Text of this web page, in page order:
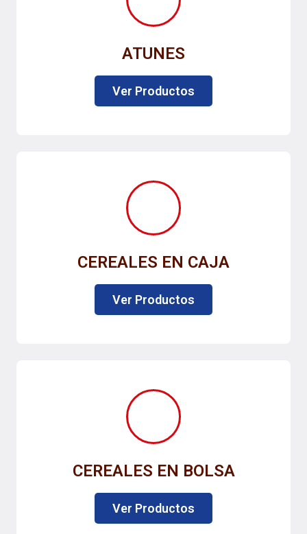
ATUNES
Ver Productos
CEREALES EN CAJA
Ver Productos
CEREALES EN BOLSA
Ver Productos